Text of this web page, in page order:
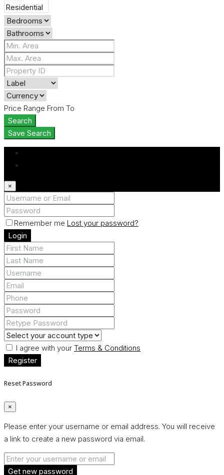
Price Range From To
Search
Save Search
×
Remember me Lost your password?
Login
I agree with your Terms & Conditions
Register
Reset Password
×
Please enter your username or email address. You will receive
a link to create a new password via email.
Get new password